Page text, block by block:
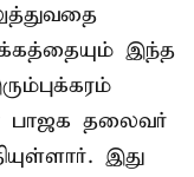
இந்த
பாஜக தலைவர்
இது